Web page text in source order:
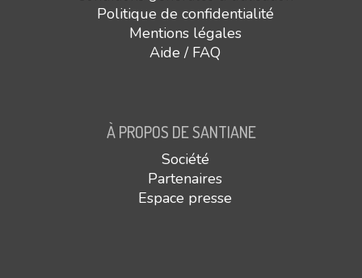
Politique de confidentialité
Mentions légales
Aide / FAQ
À PROPOS DE SANTIANE
Société
Partenaires
Espace presse